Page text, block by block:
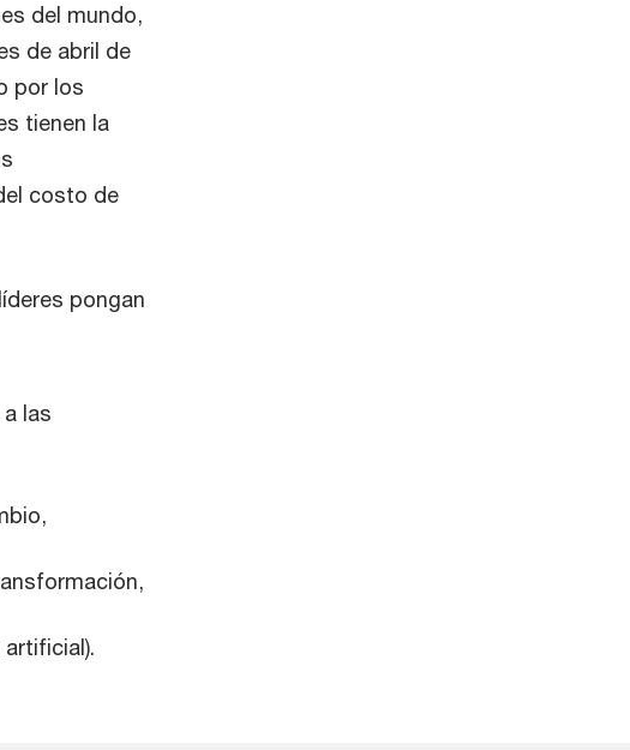
del mundo,
de abril de
por los
tienen la
costo de
pongan
las